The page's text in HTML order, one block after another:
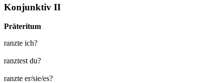
Konjunktiv II
Präteritum
ranzte ich?
ranztest du?
ranzte er/sie/es?